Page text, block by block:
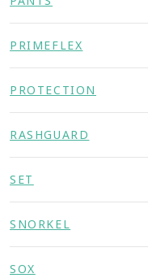
PRIMEFLEX
PROTECTION
RASHGUARD
SET
SNORKEL
SOX